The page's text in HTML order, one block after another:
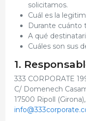
solicitamos.
Cuál es la
Durante cuánto
A qué
Cuáles son sus
1.
333 CORPORATE
C/ Domenech
17500 Ripoll